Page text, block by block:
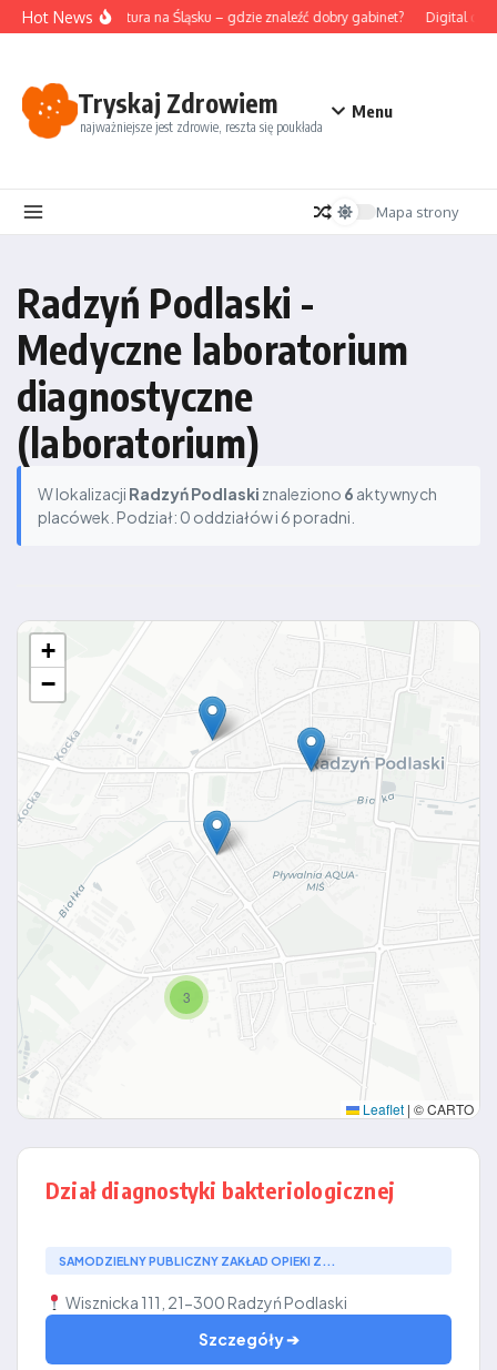
Przejdź do treści
Hot NewsAkupunktura na Śląsku – gdzie znaleźć dobry gabinet? Digital
Tryskaj Zdrowiem
najważniejsze jest zdrowie, reszta się poukłada
Menu
Mapa strony
Radzyń Podlaski -
Medyczne laboratorium
diagnostyczne
(laboratorium)
W lokalizacji Radzyń Podlaski znaleziono 6 aktywnych
placówek. Podział: 0 oddziałów i 6 poradni.
3
+
−
Leaflet | © CARTO
Dział diagnostyki bakteriologicznej
SAMODZIELNY PUBLICZNY ZAKŁAD OPIEKI Z...
Wisznicka 111, 21-300 Radzyń Podlaski
Szczegóły ➔